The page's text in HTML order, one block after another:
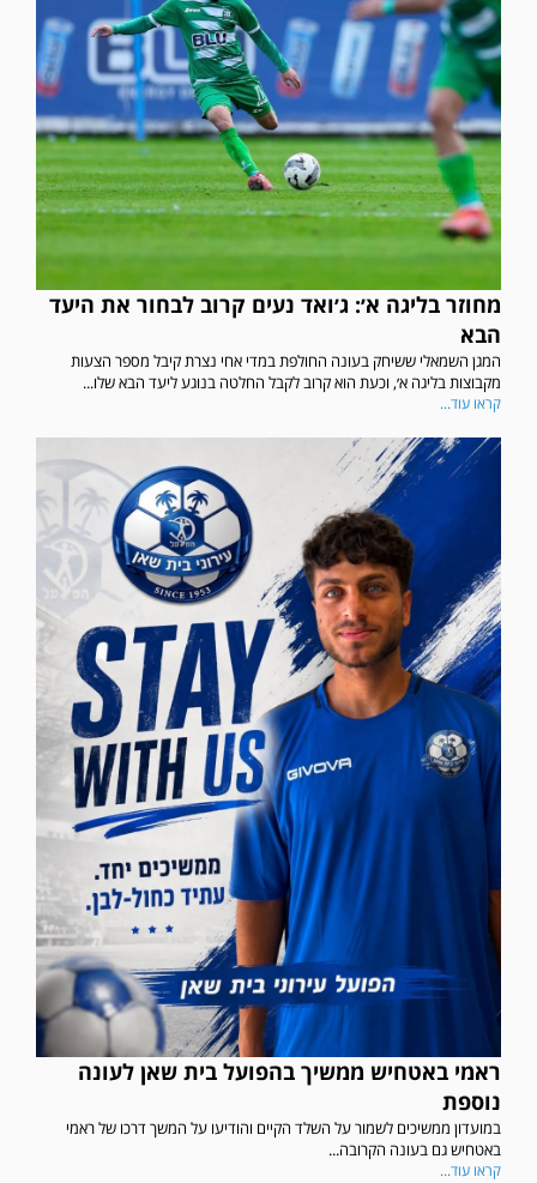
מחוזר בליגה א׳: ג׳ואד נעים קרוב לבחור את היעד
הבא
המגן השמאלי ששיחק בעונה החולפת במדי אחי נצרת קיבל מספר הצעות
מקבוצות בליגה א׳, וכעת הוא קרוב לקבל החלטה בנוגע ליעד הבא שלו...
קראו עוד...
ראמי באטחיש ממשיך בהפועל בית שאן לעונה
נוספת
במועדון ממשיכים לשמור על השלד הקיים והודיעו על המשך דרכו של ראמי
באטחיש גם בעונה הקרובה...
קראו עוד...